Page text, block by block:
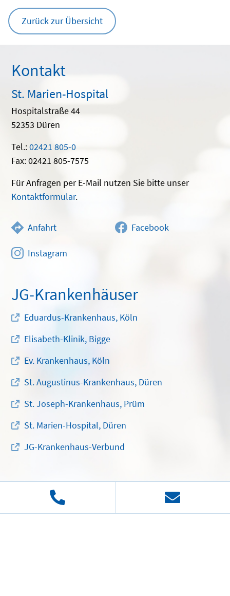
Zurück zur Übersicht
Kontakt
St. Marien-Hospital
Hospitalstraße 44
52353 Düren
Tel.:02421 805-0
Fax: 02421 805-7575
Für Anfragen per E-Mail nutzen Sie bitte unser
Kontaktformular.
Anfahrt Facebook
Instagram
JG-Krankenhäuser
Eduardus-Krankenhaus, Köln
Elisabeth-Klinik, Bigge
Ev. Krankenhaus, Köln
St. Augustinus-Krankenhaus, Düren
St. Joseph-Krankenhaus, Prüm
St. Marien-Hospital, Düren
JG-Krankenhaus-Verbund
Josefs-Gesellschaft